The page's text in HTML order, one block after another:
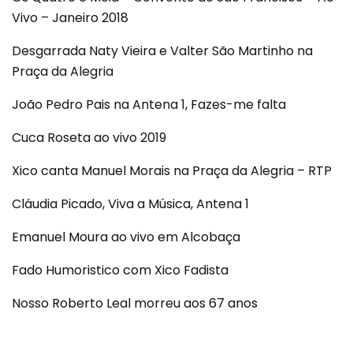
Vivo – Janeiro 2018
Desgarrada Naty Vieira e Valter São Martinho na
Praça da Alegria
João Pedro Pais na Antena 1, Fazes-me falta
Cuca Roseta ao vivo 2019
Xico canta Manuel Morais na Praça da Alegria – RTP
Cláudia Picado, Viva a Música, Antena 1
Emanuel Moura ao vivo em Alcobaça
Fado Humoristico com Xico Fadista
Nosso Roberto Leal morreu aos 67 anos